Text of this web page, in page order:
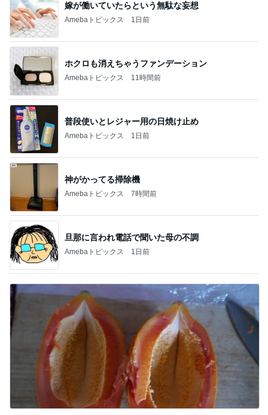
嫁が働いていたらという無駄な妄想
Amebaトピックス 1日前
ホクロも消えちゃうファンデーション
Amebaトピックス 11時間前
普段使いとレジャー用の日焼け止め
Amebaトピックス 1日前
神がかってる掃除機
Amebaトピックス 7時間前
旦那に言われ電話で聞いた母の不調
Amebaトピックス 1日前